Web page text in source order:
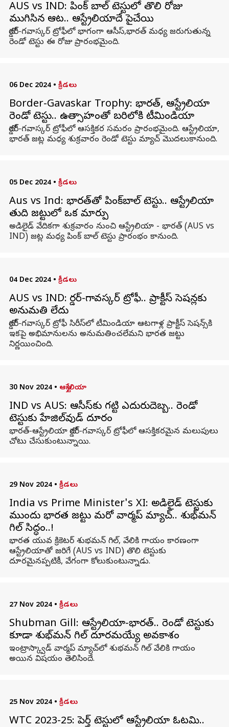
AUS vs IND: పింక్‌ బాల్‌ టెస్టులో తొలి రోజు
ముగిసిన ఆట.. ఆస్ట్రేలియాదే పైచేయి
బోర్డర్-గవాస్కర్ ట్రోఫీలో భాగంగా ఆసీస్,భారత్ మధ్య జరుగుతున్న
రెండో టెస్టు ఈ రోజు ప్రారంభమైంది.
06 Dec 2024 • క్రీడలు
Border-Gavaskar Trophy: భారత్, ఆస్ట్రేలియా
రెండో టెస్టు.. ఉత్సాహంతో బరిలోకి టీమిండియా
బోర్డర్‌-గవాస్కర్‌ ట్రోఫీలో ఆసక్తికర సమరం ప్రారంభమైంది. ఆస్ట్రేలియా,
భారత్‌ జట్ల మధ్య శుక్రవారం రెండో టెస్టు మ్యాచ్‌ మొదలుకానుంది.
05 Dec 2024 • క్రీడలు
Aus vs Ind: భారత్‌తో పింక్‌బాల్ టెస్టు.. ఆస్ట్రేలియా
తుది జట్టులో ఒక మార్పు
అడిలైడ్ వేదికగా శుక్రవారం నుంచి ఆస్ట్రేలియా - భారత్ (AUS vs
IND) జట్ల మధ్య పింక్ బాల్ టెస్టు ప్రారంభం కానుంది.
04 Dec 2024 • క్రీడలు
AUS vs IND: బోర్డర్-గావస్కర్ ట్రోఫీ.. ప్రాక్టీస్‌ సెషన్లకు
అనుమతి లేదు
బోర్డర్-గవాస్కర్ ట్రోఫీ సిరీస్‌లో టీమిండియా ఆటగాళ్ల ప్రాక్టీస్ సెషన్స్‌కి
ఇకపై అభిమానులను అనుమతించలేమని భారత జట్టు
నిర్ణయించింది.
30 Nov 2024 • ఆస్ట్రేలియా
IND vs AUS: ఆసీస్‌కు గట్టి ఎదురుదెబ్బ.. రెండో
టెస్టుకు హేజిల్‌వుడ్ దూరం
భారత్-ఆస్ట్రేలియా బోర్డర్-గవాస్కర్ ట్రోఫీలో ఆసక్తికరమైన మలుపులు
చోటు చేసుకుంటున్నాయి.
29 Nov 2024 • క్రీడలు
India vs Prime Minister's XI: అడిలైడ్ టెస్టుకు
ముందు భారత జట్టు మరో వార్మప్ మ్యాచ్.. శుభ్‌మన్‌
గిల్‌ సిద్ధం..!
భారత యువ క్రికెటర్ శుభమన్ గిల్, వేలికి గాయం కారణంగా
ఆస్ట్రేలియాతో జరిగే (AUS vs IND) తొలి టెస్టుకు
దూరమైనప్పటికీ, వేగంగా కోలుకుంటున్నాడు.
27 Nov 2024 • క్రీడలు
Shubman Gill: ఆస్ట్రేలియా-భారత్‌.. రెండో టెస్టుకు
కూడా శుభ్‌మన్ గిల్ దూరమయ్యే అవకాశం
ఇంట్రాస్క్వాడ్‌ వార్మప్ మ్యాచ్‌లో శుభమన్ గిల్ వేలికి గాయం
అయిన విషయం తెలిసిందే.
25 Nov 2024 • క్రీడలు
WTC 2023-25: పెర్త్ టెస్టులో ఆస్ట్రేలియా ఓటమి..